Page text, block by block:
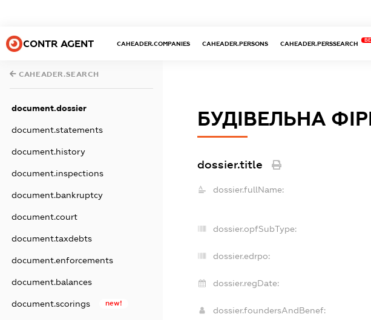
CONTR AGENT CAHEADER.COMPANIES CAHEADER.PERSONS CAHEADER.PERSSEARCH
CAHEADER.SEARCH
document.dossier
document.statements
document.history
document.inspections
document.bankruptcy
document.court
document.taxdebts
document.enforcements
document.balances
document.scorings new!
БУДІВЕЛЬНА
dossier.title
dossier.fullName:
dossier.opfSubType:
dossier.edrpo:
dossier.regDate:
dossier.foundersAndBenef: